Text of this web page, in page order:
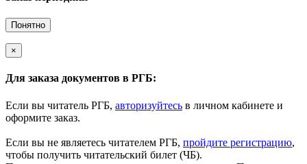
Понятно
×
Для заказа документов в РГБ:
Если вы читатель РГБ, авторизуйтесь в личном кабинете и
оформите заказ.
Если вы не являетесь читателем РГБ, пройдите регистрацию,
чтобы получить читательский билет (ЧБ).